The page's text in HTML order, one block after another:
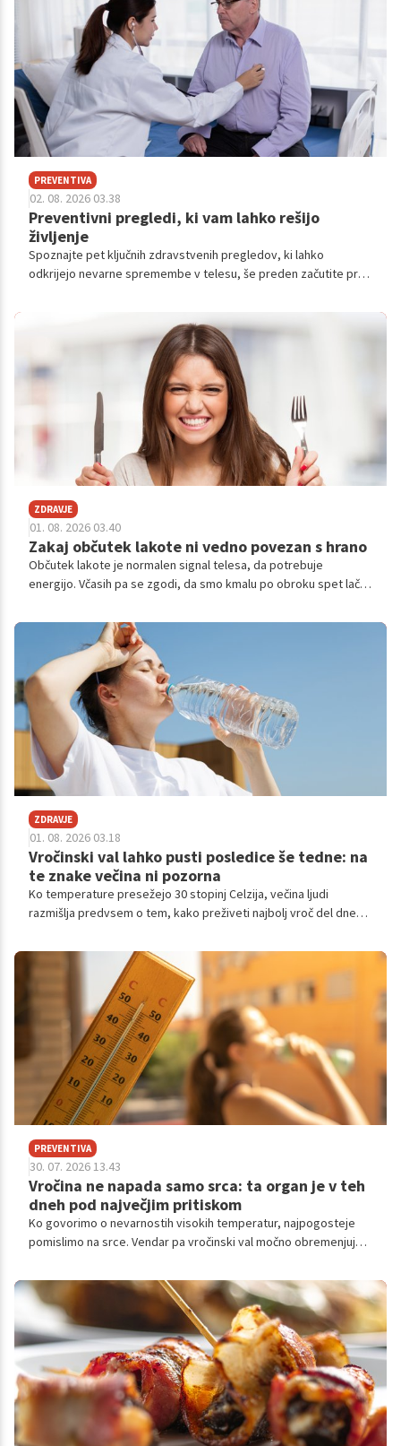
PREVENTIVA
02. 08. 2026 03.38
Preventivni pregledi, ki vam lahko rešijo
življenje
Spoznajte pet ključnih zdravstvenih pregledov, ki lahko
odkrijejo nevarne spremembe v telesu, še preden začutite prve
ZDRAVJE
01. 08. 2026 03.40
Zakaj občutek lakote ni vedno povezan s hrano
Občutek lakote je normalen signal telesa, da potrebuje
energijo. Včasih pa se zgodi, da smo kmalu po obroku spet lačni,
zares ne nasitimo. Razlog za to ni vedno v tem, da jemo
ZDRAVJE
01. 08. 2026 03.18
Vročinski val lahko pusti posledice še tedne: na
te znake večina ni pozorna
Ko temperature presežejo 30 stopinj Celzija, večina ljudi
razmišlja predvsem o tem, kako preživeti najbolj vroč del dneva.
mimo. Strokovnjaki opozarjajo, da to ne drži.
PREVENTIVA
30. 07. 2026 13.43
Vročina ne napada samo srca: ta organ je v teh
dneh pod največjim pritiskom
Ko govorimo o nevarnostih visokih temperatur, najpogosteje
pomislimo na srce. Vendar pa vročinski val močno obremenjuje
ledvice.